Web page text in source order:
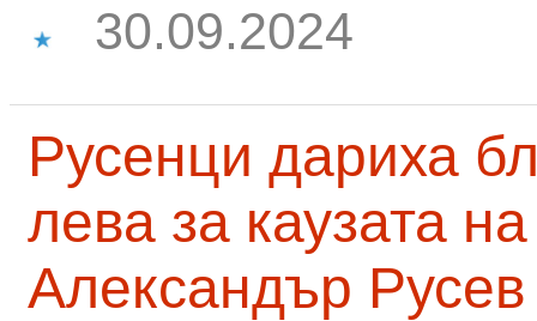
30.09.2024
Русенци дариха
лева за каузата
Александър Русев